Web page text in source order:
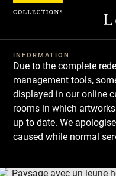
INFORMATION
Due to the complete
management tools,
displayed in our online
rooms in which
up to date. We
caused while normal
Download
Next
Previous
Cookies management panel